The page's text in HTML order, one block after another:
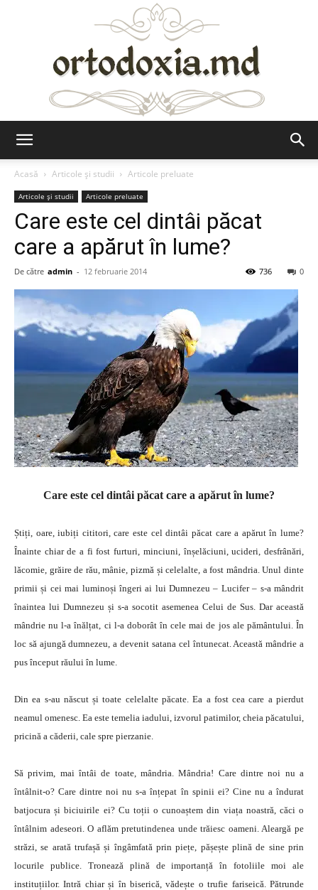
Acasă
Articole şi studii Articole preluate
Articole şi studii Articole preluate
Care este cel dintâi păcat
care a apărut în lume?
De către admin - 12 februarie 2014 0
736
Care este cel dintâi păcat care a apărut în lume?
Știți, oare, iubiți cititori, care este cel dintâi păcat care a apărut în lume?
Înainte chiar de a fi fost furturi, minciuni, înșelăciuni, ucideri, desfrânări,
lăcomie, grăire de rău, mânie, pizmă și celelalte, a fost mândria. Unul dinte
primii și cei mai luminoși îngeri ai lui Dumnezeu – Lucifer – s-a mândrit
înaintea lui Dumnezeu și s-a socotit asemenea Celui de Sus. Dar această
mândrie nu l-a înălțat, ci l-a doborât în cele mai de jos ale pământului. În
loc să ajungă dumnezeu, a devenit satana cel întunecat. Această mândrie a
pus început răului în lume.
Din ea s-au născut și toate celelalte păcate. Ea a fost cea care a pierdut
neamul omenesc. Ea este temelia iadului, izvorul patimilor, cheia păcatului,
pricină a căderii, cale spre pierzanie.
Să privim, mai întâi de toate, mândria. Mândria! Care dintre noi nu a
întâlnit-o? Care dintre noi nu s-a înțepat în spinii ei? Cine nu a îndurat
batjocura și biciuirile ei? Cu toții o cunoaștem din viața noastră, căci o
întâlnim adeseori. O aflăm pretutindenea unde trăiesc oameni. Aleargă pe
străzi, se arată trufașă și îngâmfată prin piețe, pășește plină de sine prin
locurile publice. Tronează plină de importanță în fotoliile moi ale
instituțiilor. Intră chiar și în biserică, vădește o trufie fariseică. Pătrunde